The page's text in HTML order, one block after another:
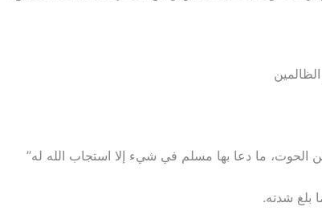
الحوت، ما دعا بها مسلم في شيء إلا استجاب الله له”
بلغ شدته.